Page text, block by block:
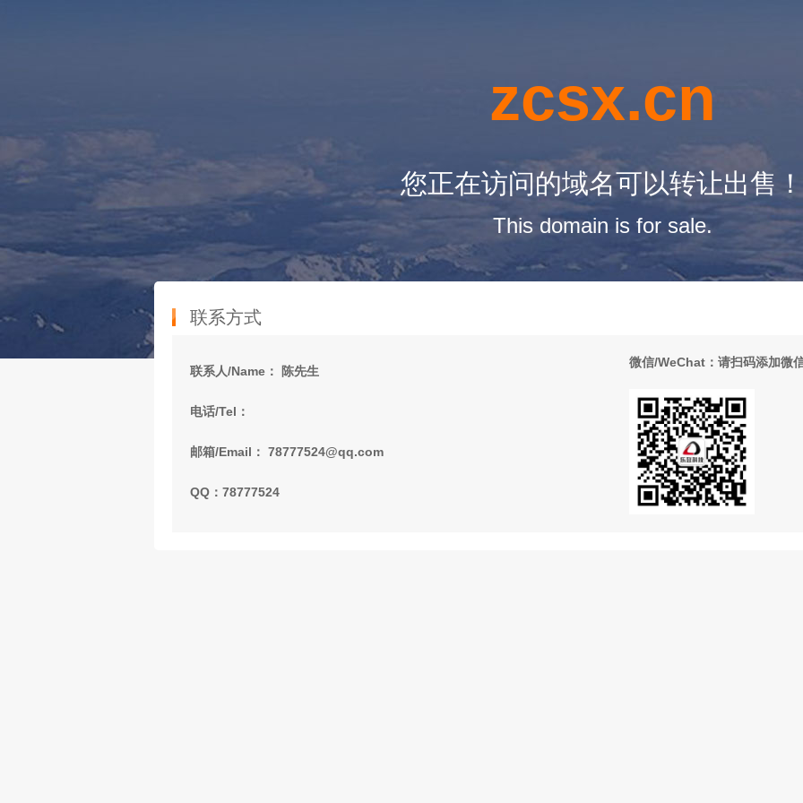
zcsx.cn
您正在访问的域名可以转让出售！
This domain is for sale.
联系方式
联系人/Name： 陈先生
电话/Tel：
邮箱/Email： 78777524@qq.com
QQ：78777524
微信/WeChat：请扫码添加微